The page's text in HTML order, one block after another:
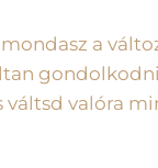
a
váltsd valóra